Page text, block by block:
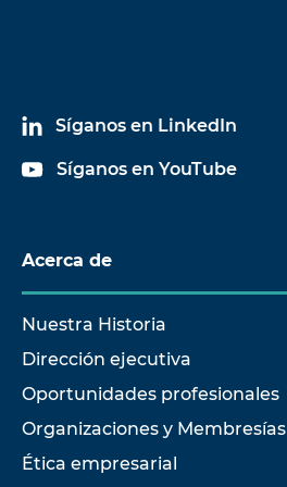
Síganos en LinkedIn
Síganos en YouTube
Acerca de
Nuestra Historia
Dirección ejecutiva
Oportunidades profesionales
Organizaciones y Membresías
Ética empresarial